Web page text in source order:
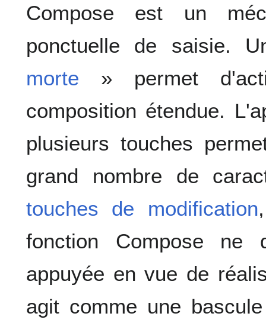
Compose est un
ponctuelle de saisie.
morte » permet
composition étendue.
plusieurs touches
grand nombre de
touches de modification
fonction Compose ne
appuyée en vue de
agit comme une